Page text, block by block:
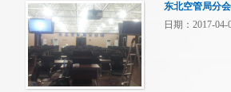
东北空管局分
日期：2017-04-